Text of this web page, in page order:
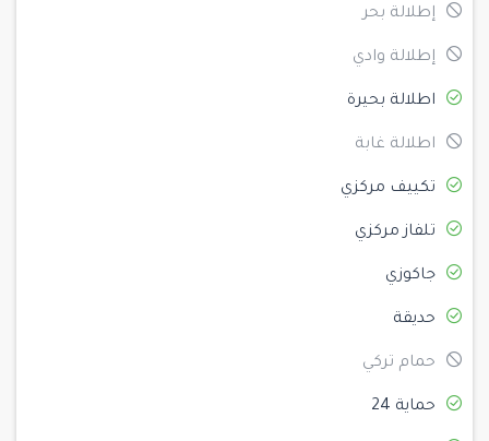
إطلالة بحر
إطلالة وادي
اطلالة بحيرة
اطلالة غابة
تكييف مركزي
تلفاز مركزي
جاكوزي
حديقة
حمام تركي
حماية 24